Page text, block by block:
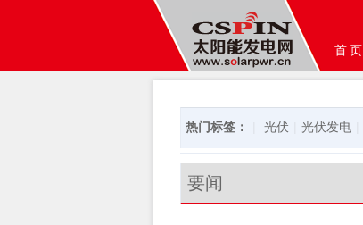
首页
热门标签： 光伏 光伏发电
要闻